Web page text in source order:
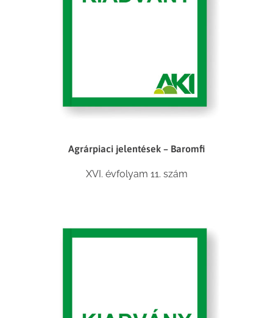
Agrárpiaci jelentések – Baromfi
XVI. évfolyam 11. szám